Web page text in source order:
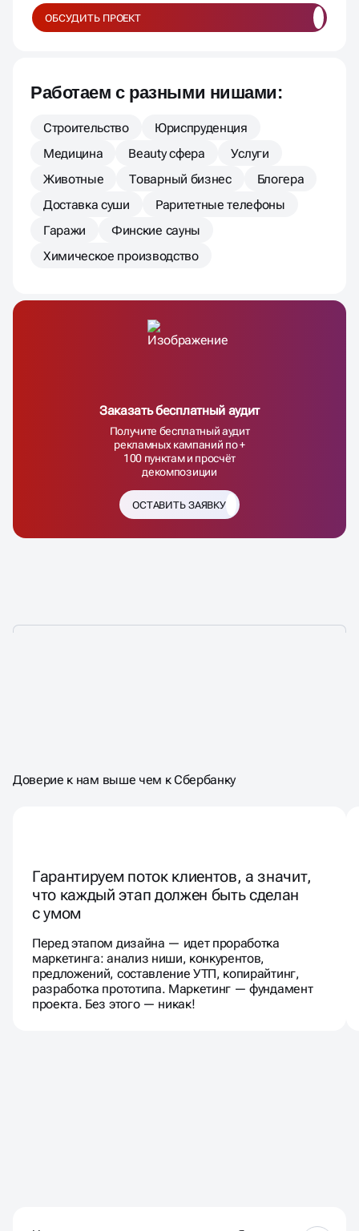
ОБСУДИТЬ ПРОЕКТ
Работаем с разными нишами:
Строительство
Юриспруденция
Медицина
Beauty сфера
Услуги
Животные
Товарный бизнес
Блогера
Доставка суши
Раритетные телефоны
Гаражи
Финские сауны
Химическое производство
Заказать бесплатный аудит
Получите бесплатный аудит
рекламных кампаний по +
100 пунктам и просчёт
декомпозиции
ОСТАВИТЬ ЗАЯВКУ
НАМ ДОВЕРЯЮТЗА
Доверие к нам выше чем к Сбербанку
Гарантируем поток клиентов, а значит,
что каждый этап должен быть сделан
с умом
Перед этапом дизайна — идет проработка
маркетинга: анализ ниши, конкурентов,
предложений, составление УТП, копирайтинг,
разработка прототипа. Маркетинг — фундамент
проекта. Без этого — никак!